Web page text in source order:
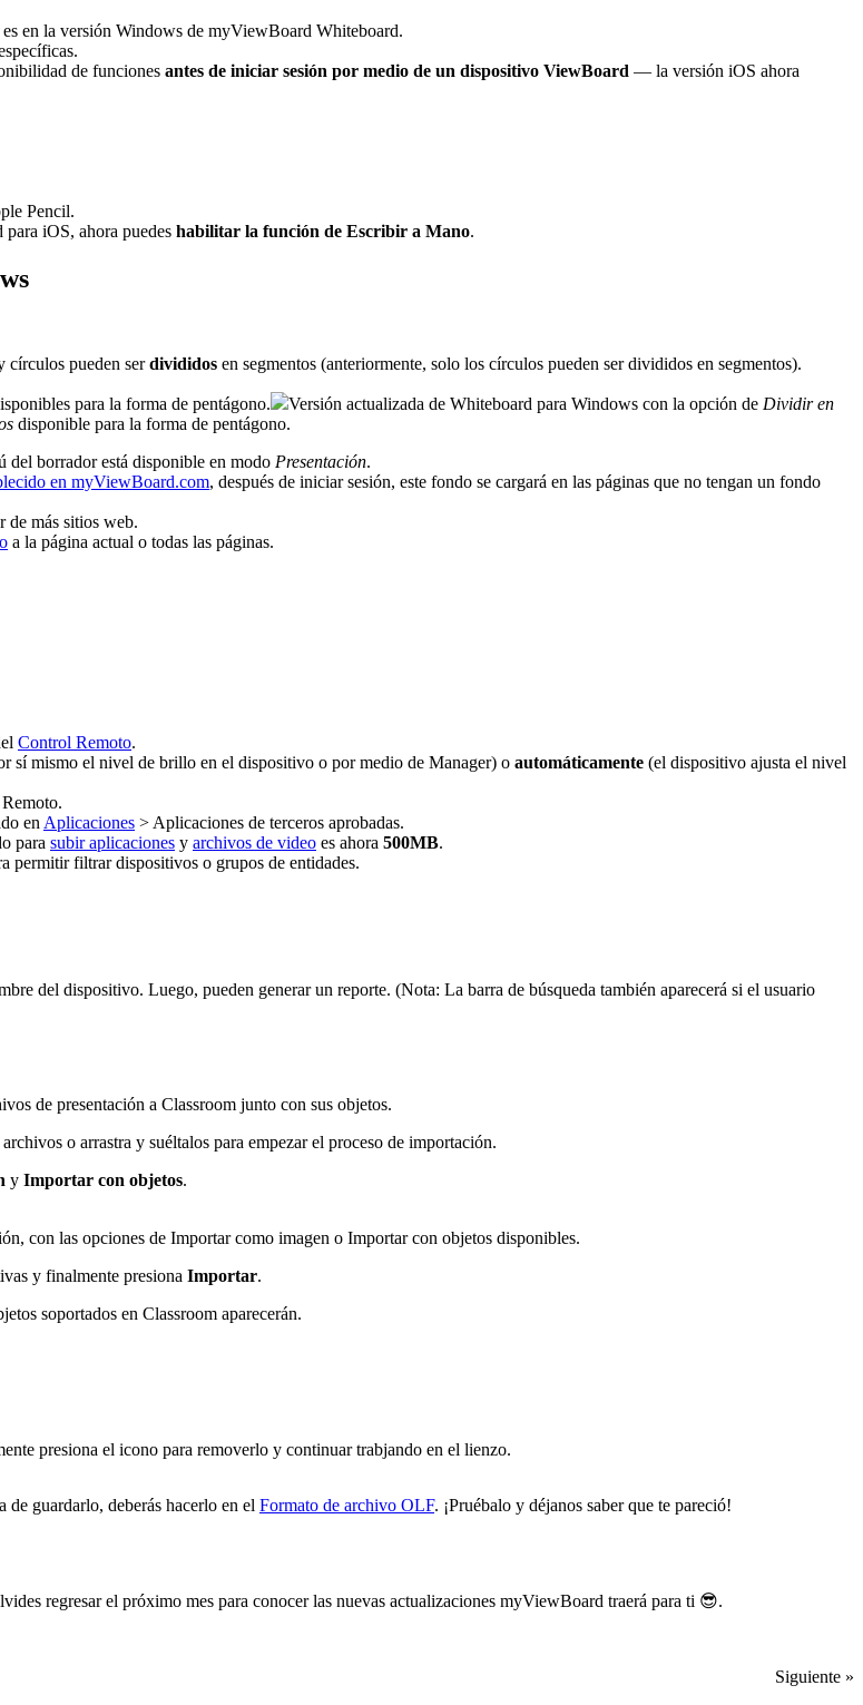
en la versión Windows de myViewBoard Whiteboard.
de funciones antes de iniciar sesión por medio de un dispositivo ViewBoard — la versión iOS ahora
Pencil.
iOS, ahora puedes habilitar la función de Escribir a Mano.
círculos pueden serdivididos en segmentos (anteriormente, solo los círculos pueden ser divididos en segmentos).
para la forma de pentágono. Versión actualizada de Whiteboard para Windows con la opción de Dividir en
disponible para la forma de pentágono.
del borrador está disponible en modo Presentación.
en myViewBoard.com, después de iniciar sesión, este fondo se cargará en las páginas que no tengan un fondo
de más sitios web.
a la página actual o todas las páginas.
Control Remoto.
sí mismo el nivel de brillo en el dispositivo o por medio de Manager) o automáticamente (el dispositivo ajusta el nivel
enAplicaciones > Aplicaciones de terceros aprobadas.
para subir aplicaciones y archivos de video es ahora 500MB.
permitir filtrar dispositivos o grupos de entidades.
del dispositivo. Luego, pueden generar un reporte. (Nota: La barra de búsqueda también aparecerá si el usuario
de presentación a Classroom junto con sus objetos.
o arrastra y suéltalos para empezar el proceso de importación.
y Importar con objetos.
con las opciones de Importar como imagen o Importar con objetos disponibles.
y finalmente presiona Importar.
soportados en Classroom aparecerán.
presiona el icono para removerlo y continuar trabjando en el lienzo.
guardarlo, deberás hacerlo en el Formato de archivo OLF. ¡Pruébalo y déjanos saber que te pareció!
regresar el próximo mes para conocer las nuevas actualizaciones myViewBoard traerá para ti 😎.
Siguiente »